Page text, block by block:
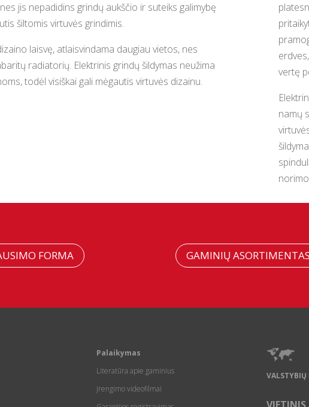
jis nepadidins grindų aukščio ir suteiks galimybę
šiltomis virtuvės grindimis.
laisvę, atlaisvindama daugiau vietos, nes
radiatorių. Elektrinis grindų šildymas neužima
todėl visiškai gali mėgautis virtuvės dizainu.
vertę
namų
FORMA GAMINIŲ ASORTIMENTAS
Palaikymas
Literatūra apie gaminius
Įrengimo videofilmai
VALSTYBIŲ